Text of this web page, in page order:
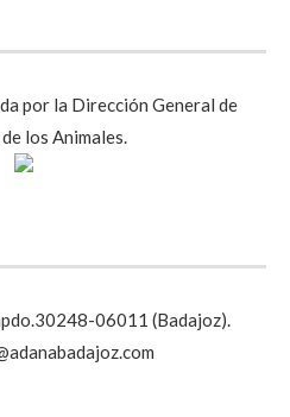
por la Dirección General de
los Animales.
06011 (Badajoz).